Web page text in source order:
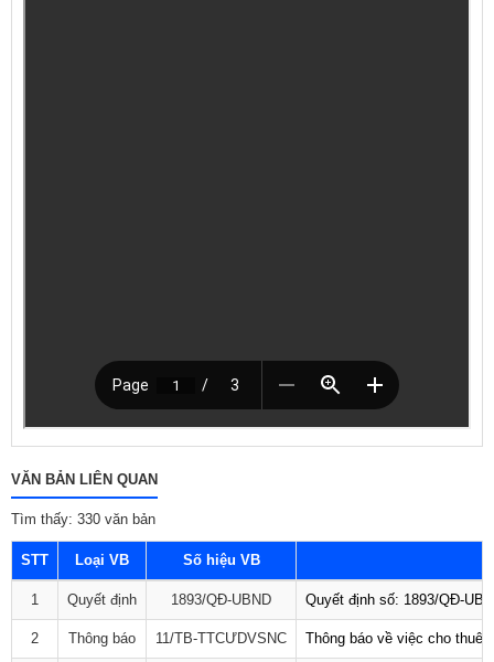
VĂN BẢN LIÊN QUAN
Tìm thấy: 330 văn bản
STT Loại VB Số hiệu VB
1 Quyết định 1893/QĐ-UBND Quyết định số: 1893/QĐ-
2 Thông báo 11/TB-TTCƯDVSNC Thông báo về việc cho thuê